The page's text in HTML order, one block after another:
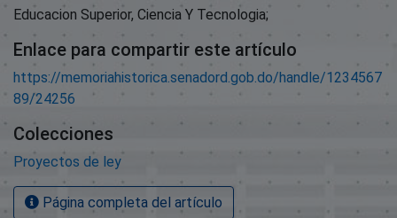
Educacion Superior, Ciencia Y Tecnologia;
Enlace para compartir este artículo
https://memoriahistorica.senadord.gob.do/handle/1234567
89/24256
Colecciones
Proyectos de ley
Página completa del artículo